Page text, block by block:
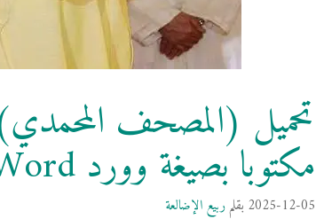
تحميل (المصحف
مكتوبا بصيغة وورد Word
2025-12-05 بقلمربيع الإضالعة